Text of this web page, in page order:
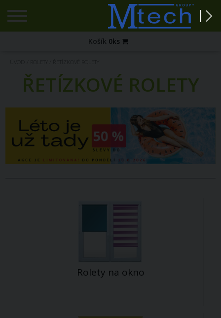
PŘIHLÁŠENÍ
Košík 0ks
ŘETÍZKOVÉ ROLETY
Rolety na okno